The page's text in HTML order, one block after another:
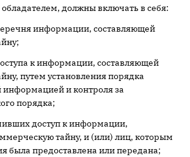
должны включать в себя:
информации, составляющей
к информации, составляющей
путем установления порядка
информацией и контроля за
порядка;
доступ к информации,
тайну, и (или) лиц, которым
была предоставлена или передана;